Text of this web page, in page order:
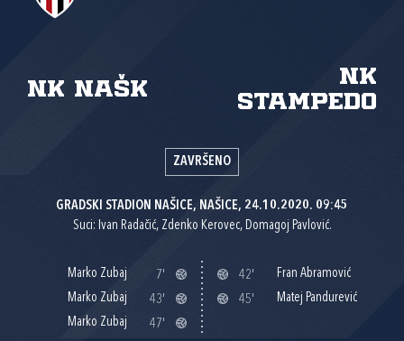
NK NAŠK
NK
Stampedo
ZAVRŠENO
GRADSKI STADION NAŠICE, NAŠICE, 24.10.2020. 09:45
Suci: Ivan Radačić, Zdenko Kerovec, Domagoj Pavlović.
Marko Zubaj
7'
Marko Zubaj
43'
Marko Zubaj
47'
42'
Fran Abramović
45'
Matej Pandurević